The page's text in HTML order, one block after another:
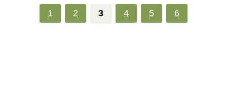
1 2 3 4 5 6